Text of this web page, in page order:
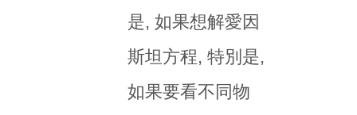
是, 如果想解愛因
斯坦方程, 特別是,
如果要看不同物